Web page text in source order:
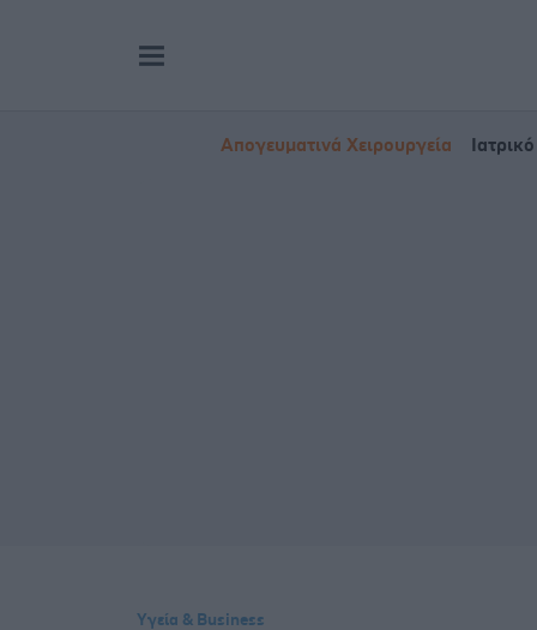
Απογευματινά Χειρουργεία
Υγεία & Business